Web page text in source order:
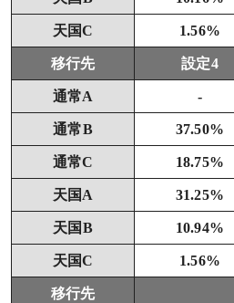
天国C 1.56%
移行先 設定4
通常A -
通常B 37.50%
通常C 18.75%
天国A 31.25%
天国B 10.94%
天国C 1.56%
移行先